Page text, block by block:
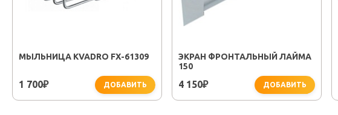
МЫЛЬНИЦА KVADRO FX-61309
1 700₽ ДОБАВИТЬ
ЭКРАН ФРОНТАЛЬНЫЙ ЛАЙМА
150
4 150₽ ДОБАВИТЬ